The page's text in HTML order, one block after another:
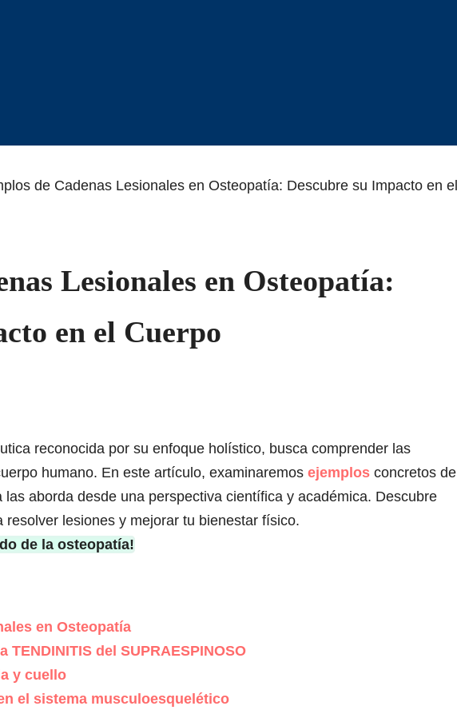
de Cadenas Lesionales en Osteopatía: Descubre su Impacto en el
Lesionales en Osteopatía:
en el Cuerpo
reconocida por su enfoque holístico, busca comprender las
humano. En este artículo, examinaremos ejemplos concretos de
aborda desde una perspectiva científica y académica. Descubre
lesiones y mejorar tu bienestar físico.
de la osteopatía!
en Osteopatía
del SUPRAESPINOSO
y cuello
el sistema musculoesquelético